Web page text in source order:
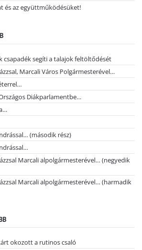
és az együttműködésüket!
csapadék segíti a talajok feltöltődését
Marcali Város Polgármesterével…
Diákparlamentbe…
(második rész)
Marcali alpolgármesterével… (negyedik
Marcali alpolgármesterével… (harmadik
okozott a rutinos csaló